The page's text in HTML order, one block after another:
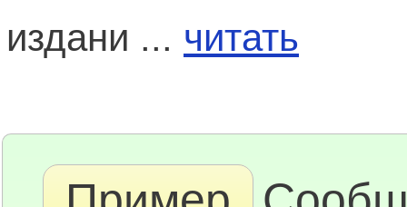
издани ... читать